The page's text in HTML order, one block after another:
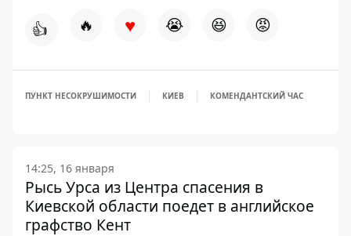
👍 🔥 ♥ 😭 😆 😡
ПУНКТ НЕСОКРУШИМОСТИ КИЕВ КОМЕНДАНТСКИЙ ЧАС
14:25, 16 января
Рысь Урса из Центра спасения в
Киевской области поедет в английское
графство Кент